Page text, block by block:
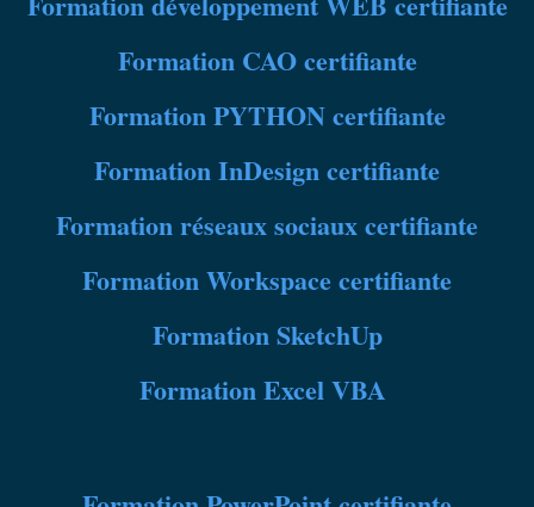
Formation CAO certifiante
FormationPYTHON certifiante
FormationInDesign certifiante
Formationréseaux sociaux certifiante
Formation Workspace certifiante
Formation SketchUp
Formation Excel VBA